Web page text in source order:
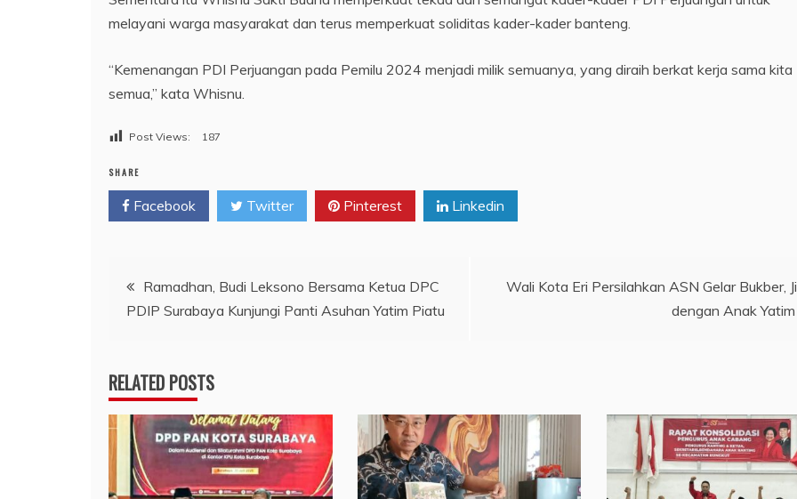
melayani warga masyarakat dan terus memperkuat soliditas kader-kader banteng.
“Kemenangan PDI Perjuangan pada Pemilu 2024 menjadi milik semuanya, yang diraih berkat kerja sama kita
semua,” kata Whisnu.
Post Views: 187
SHARE
Facebook Twitter Pinterest Linkedin
Navigasi
pos
Ramadhan, Budi Leksono Bersama Ketua DPC
PDIP Surabaya Kunjungi Panti Asuhan Yatim Piatu
Wali Kota Eri Persilahkan ASN Gelar Bukber,
dengan Anak Yatim
RELATED POSTS